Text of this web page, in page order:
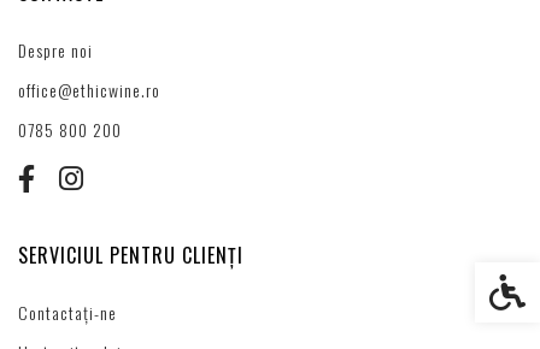
Despre noi
office@ethicwine.ro
0785 800 200
SERVICIUL PENTRU CLIENȚI
Contactați-ne
Setări